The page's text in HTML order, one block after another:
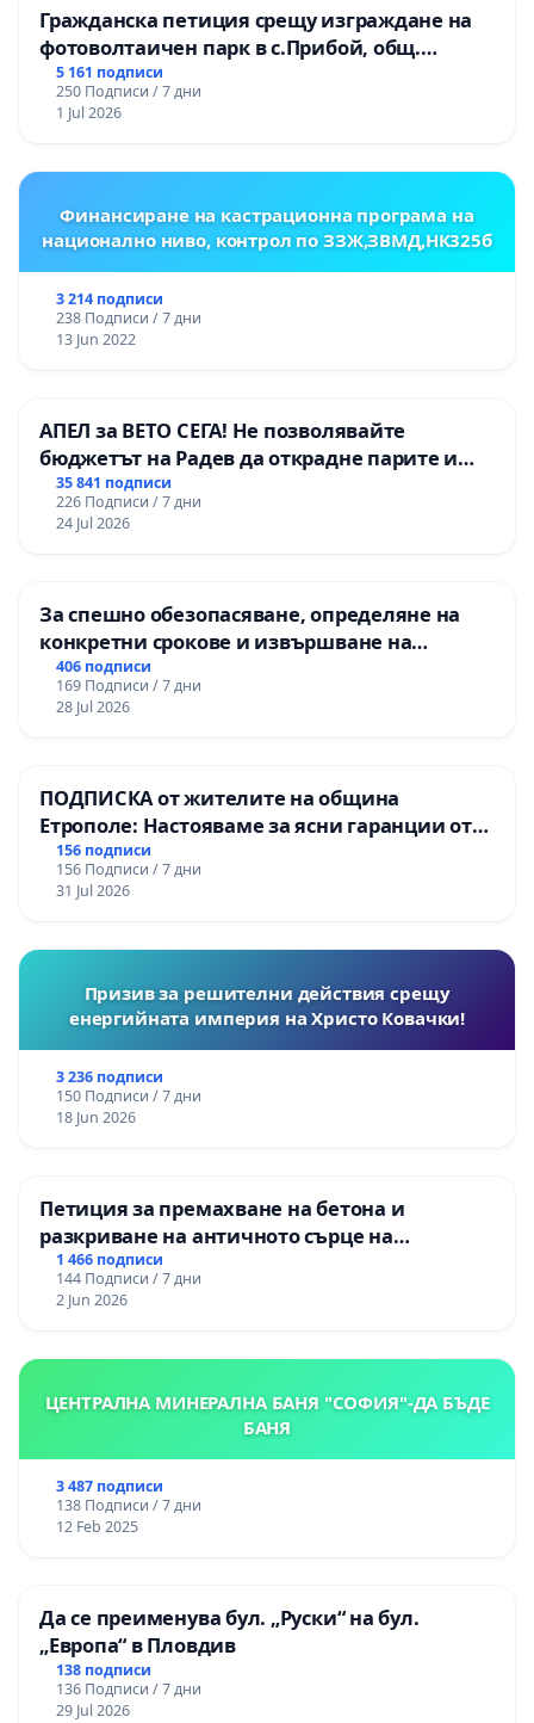
Гражданска петиция срещу изграждане на
фотоволтаичен парк в с.Прибой, общ.
Радомир
5 161 подписи
250 Подписи / 7 дни
1 Jul 2026
Финансиране на кастрационна програма на
национално ниво, контрол по ЗЗЖ,ЗВМД,НК325б
3 214 подписи
238 Подписи / 7 дни
13 Jun 2022
АПЕЛ за ВЕТО СЕГА! Не позволявайте
бюджетът на Радев да открадне парите и
правата ни в тъмното
35 841 подписи
226 Подписи / 7 дни
24 Jul 2026
За спешно обезопасяване, определяне на
конкретни срокове и извършване на
цялостна рехабилитация на
републиканския път между пътен възел АМ
„Тракия“ - гр. Ихтиман - с. Мирово - к.к.
406 подписи
169 Подписи / 7 дни
28 Jul 2026
ПОДПИСКА от жителите на община
Етрополе: Настояваме за ясни гаранции от
“Елаците-МЕД” АД и от държавата, че ще се
изпълнят всички екологични норми!
156 подписи
156 Подписи / 7 дни
31 Jul 2026
Призив за решителни действия срещу
енергийната империя на Христо Ковачки!
3 236 подписи
150 Подписи / 7 дни
18 Jun 2026
Петиция за премахване на бетона и
разкриване на античното сърце на
Могиланската могила във Враца
1 466 подписи
144 Подписи / 7 дни
2 Jun 2026
ЦЕНТРАЛНА МИНЕРАЛНА БАНЯ "СОФИЯ"-ДА БЪДЕ
БАНЯ
3 487 подписи
138 Подписи / 7 дни
12 Feb 2025
Да се преименува бул. „Руски“ на бул.
„Европа“ в Пловдив
138 подписи
136 Подписи / 7 дни
29 Jul 2026